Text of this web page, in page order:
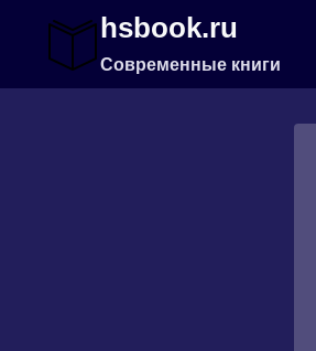
содержимому
hsbook.ru
Современные книги